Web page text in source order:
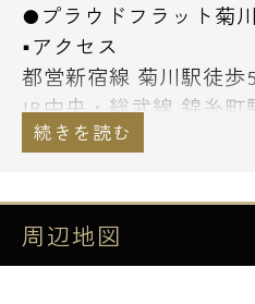
●プラウドフラット菊
■アクセス
都営新宿線 菊川駅徒歩
JR中央・総武線 錦糸町
半蔵門線 住吉駅徒歩12分
■セキュリティ
ノンタッチキーオート
TVモニター付きインタ
周辺地図